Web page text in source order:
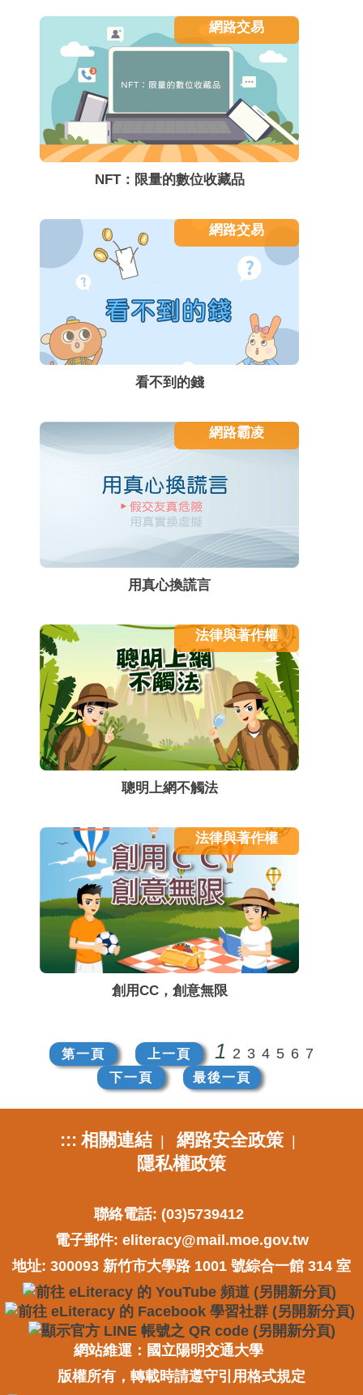
網路交易
NFT：限量的數位收藏品
網路交易
看不到的錢
網路霸凌
用真心換謊言
法律與著作權
聰明上網不觸法
法律與著作權
創用CC，創意無限
第一頁 上一頁 1 2 3 4 5 6 7
下一頁 最後一頁
::: 相關連結| 網路安全政策|
隱私權政策
聯絡電話: (03)5739412
電子郵件: eliteracy@mail.moe.gov.tw
地址: 300093 新竹市大學路 1001 號綜合一館 314 室
網站維運：國立陽明交通大學
版權所有，轉載時請遵守引用格式規定